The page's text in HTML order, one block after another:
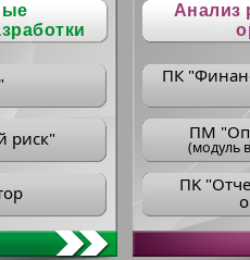
риск"
Анализ
ПК
ПM
(модуль
ПK